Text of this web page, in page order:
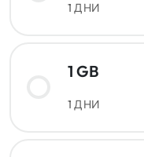
1 ДНИ
1 GB
1 ДНИ